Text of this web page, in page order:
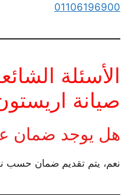
01106196900
صيانة
هل يوجد ضمان
نعم، يتم تقديم ضمان حسب